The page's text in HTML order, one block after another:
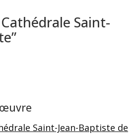
Cathédrale Saint-
Saint-Jean-Baptiste de